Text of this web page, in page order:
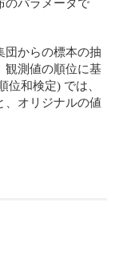
のパラメータで
団からの標本の抽
観測値の順位に基
位和検定) では、
、オリジナルの値